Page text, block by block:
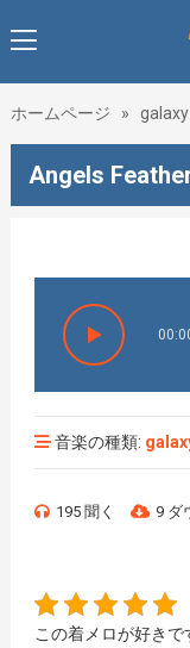
ホームページ »
Angels
音楽の種類:
195 聞く 9 ダ
この着メロが好きで